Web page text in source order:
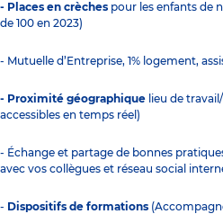
- Places en crèches pour les enfants de
de 100 en 2023)
- Mutuelle d’Entreprise, 1% logement,
- Proximité géographique lieu de
accessibles en temps réel)
- Échange et partage de bonnes
avec vos collègues et réseau social
- Dispositifs de formations